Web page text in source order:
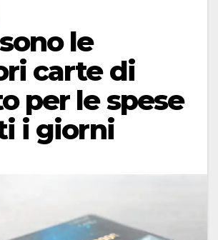
le
carte di
per le spese
i giorni